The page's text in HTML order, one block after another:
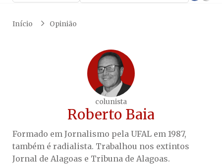
Início Opinião
colunista
Roberto Baia
Formado em Jornalismo pela UFAL em 1987,
também é radialista. Trabalhou nos extintos
Jornal de Alagoas e Tribuna de Alagoas.